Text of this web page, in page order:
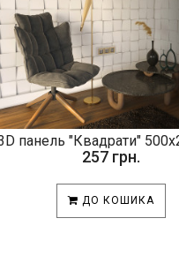
панель "Квадрати"
257 грн.
ДО КОШИКА